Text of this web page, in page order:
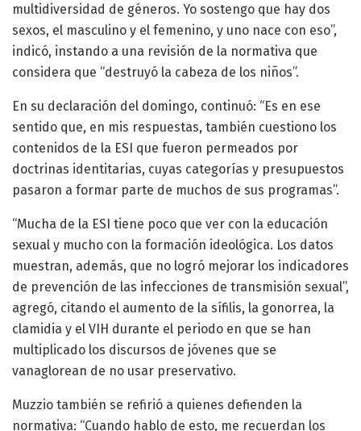
multidiversidad de géneros. Yo sostengo que hay dos
sexos, el masculino y el femenino, y uno nace con eso”,
indicó, instando a una revisión de la normativa que
considera que “destruyó la cabeza de los niños”.
En su declaración del domingo, continuó: “Es en ese
sentido que, en mis respuestas, también cuestiono los
contenidos de la ESI que fueron permeados por
doctrinas identitarias, cuyas categorías y presupuestos
pasaron a formar parte de muchos de sus programas”.
“Mucha de la ESI tiene poco que ver con la educación
sexual y mucho con la formación ideológica. Los datos
muestran, además, que no logró mejorar los indicadores
de prevención de las infecciones de transmisión sexual”,
agregó, citando el aumento de la sífilis, la gonorrea, la
clamidia y el VIH durante el periodo en que se han
multiplicado los discursos de jóvenes que se
vanaglorean de no usar preservativo.
Muzzio también se refirió a quienes defienden la
normativa: “Cuando hablo de esto, me recuerdan los